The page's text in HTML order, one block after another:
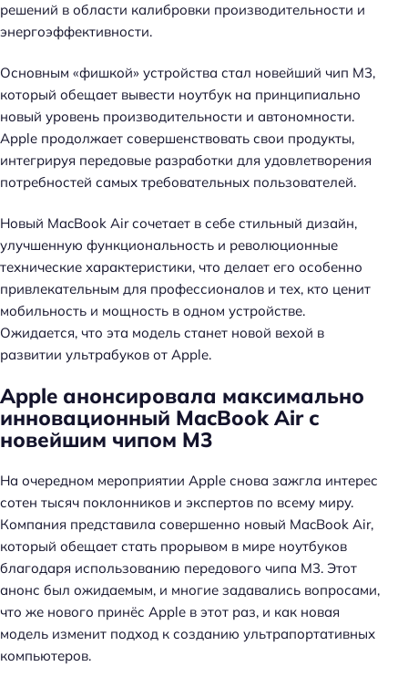
решений в области калибровки производительности и
энергоэффективности.
Основным «фишкой» устройства стал новейший чип M3,
который обещает вывести ноутбук на принципиально
новый уровень производительности и автономности.
Apple продолжает совершенствовать свои продукты,
интегрируя передовые разработки для удовлетворения
потребностей самых требовательных пользователей.
Новый MacBook Air сочетает в себе стильный дизайн,
улучшенную функциональность и революционные
технические характеристики, что делает его особенно
привлекательным для профессионалов и тех, кто ценит
мобильность и мощность в одном устройстве.
Ожидается, что эта модель станет новой вехой в
развитии ультрабуков от Apple.
Apple анонсировала максимально
инновационный MacBook Air с
новейшим чипом M3
На очередном мероприятии Apple снова зажгла интерес
сотен тысяч поклонников и экспертов по всему миру.
Компания представила совершенно новый MacBook Air,
который обещает стать прорывом в мире ноутбуков
благодаря использованию передового чипа M3. Этот
анонс был ожидаемым, и многие задавались вопросами,
что же нового принёс Apple в этот раз, и как новая
модель изменит подход к созданию ультрапортативных
компьютеров.